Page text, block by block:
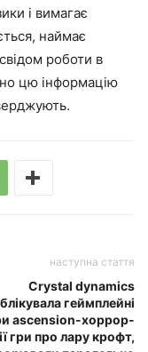
і вимагає
наймає
роботи в
цю інформацію
наступна стаття
Crystal dynamics
геймплейні
ascension-хоррор-
гри про лару крофт,